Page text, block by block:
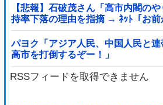
【悲報】石破茂さん「高市内閣の
持率下落の理由を指摘 → ﾈｯﾄ「お
だけ減税無しで！」 ｗｗｗｗｗｗ
パヨク「アジア人民、中国人民と
高市を打倒するぞー！」
RSSフィードを取得できません